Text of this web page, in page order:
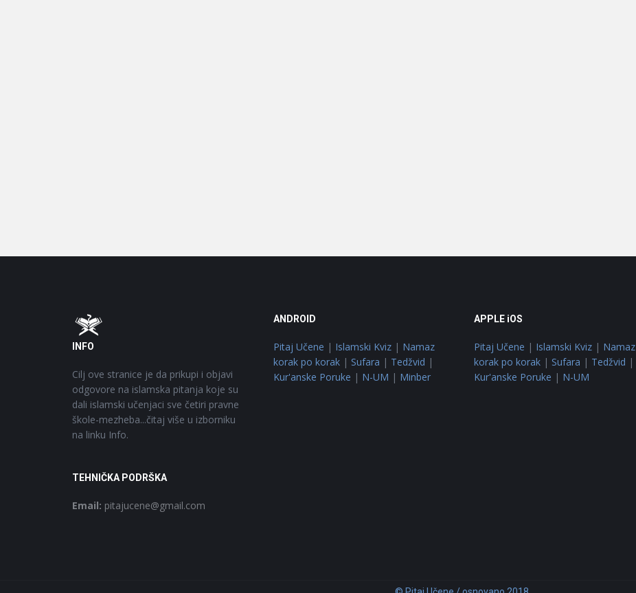
Footer
INFO
Cilj ove stranice je da prikupi i objavi
odgovore na islamska pitanja koje su
dali islamski učenjaci sve četiri pravne
škole-mezheba...čitaj više u izborniku
na linku Info.
TEHNIČKA PODRŠKA
Email: pitajucene@gmail.com
ANDROID
Pitaj Učene | Islamski Kviz| Namaz
korak po korak| Sufara | Tedžvid |
Kur'anske Poruke | N-UM | Minber
APPLE iOS
Pitaj Učene | Islamski Kviz | Namaz
korak po korak | Sufara | Tedžvid |
Kur'anske Poruke | N-UM